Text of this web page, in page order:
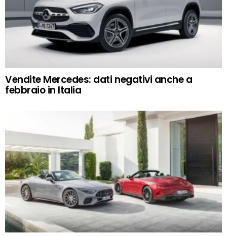
Vendite Mercedes: dati negativi anche a
febbraio in Italia